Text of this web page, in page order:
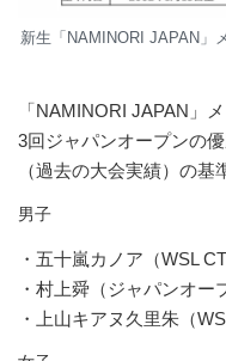
新生「NAMINORI JAPAN
「NAMINORI JAPAN
3回ジャパンオープンの
（過去の大会実績）の基
男子
・五十嵐カノア（WSL
・村上舜（ジャパンオー
・上山キアヌ久里朱（